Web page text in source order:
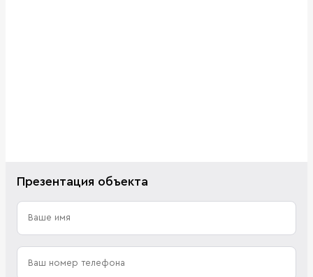
Презентация объекта